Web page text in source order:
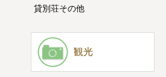
貸別荘その他
観光